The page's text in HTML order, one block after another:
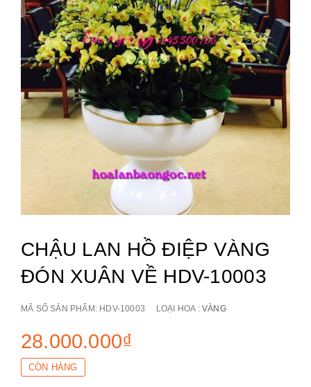
CHẬU LAN HỒ ĐIỆP VÀNG
ĐÓN XUÂN VỀ HDV-10003
MÃ SỐ SẢN PHẨM: HDV-10003 LOẠI HOA :VÀNG
28.000.000₫
CÒN HÀNG